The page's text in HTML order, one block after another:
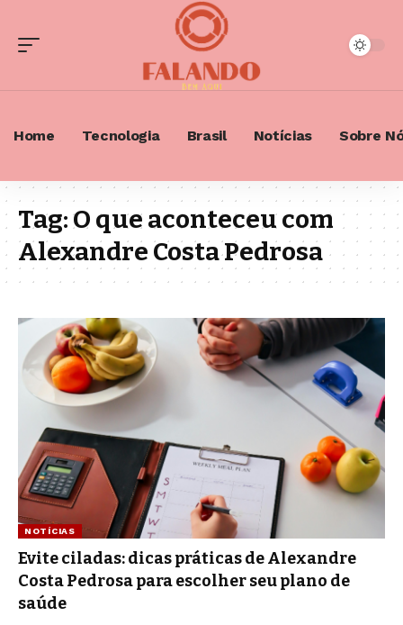
Home Tecnologia Brasil Notícias Sobre
Tag:O que aconteceu com
Alexandre Costa Pedrosa
NOTÍCIAS
Evite ciladas: dicas práticas de Alexandre
Costa Pedrosa para escolher seu plano de
saúde